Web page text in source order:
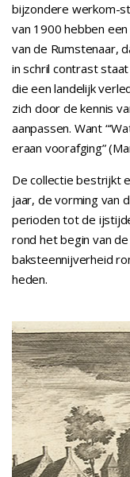
bijzondere werkom-
van 1900 hebben
van de Rumstenaar,
in schril contrast
die een landelijk
zich door de kennis
aanpassen. Want
eraan voorafging”
De collectie bestrijkt
jaar, de vorming van
perioden tot de
rond het begin van
baksteennijverheid
heden.